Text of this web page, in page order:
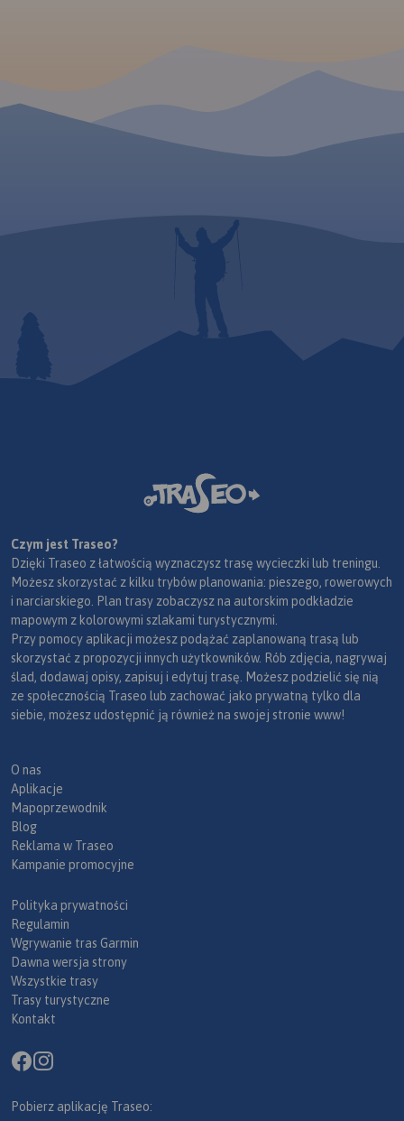
Czym jest Traseo?
Dzięki Traseo z łatwością wyznaczysz trasę wycieczki lub treningu.
Możesz skorzystać z kilku trybów planowania: pieszego, rowerowych
i narciarskiego. Plan trasy zobaczysz na autorskim podkładzie
mapowym z kolorowymi szlakami turystycznymi.
Przy pomocy aplikacji możesz podążać zaplanowaną trasą lub
skorzystać z propozycji innych użytkowników. Rób zdjęcia, nagrywaj
ślad, dodawaj opisy, zapisuj i edytuj trasę. Możesz podzielić się nią
ze społecznością Traseo lub zachować jako prywatną tylko dla
siebie, możesz udostępnić ją również na swojej stronie www!
O nas
Aplikacje
Mapoprzewodnik
Blog
Reklama w Traseo
Kampanie promocyjne
Polityka prywatności
Regulamin
Wgrywanie tras Garmin
Dawna wersja strony
Wszystkie trasy
Trasy turystyczne
Kontakt
Pobierz aplikację Traseo: